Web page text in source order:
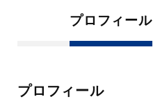
プロフィール
プロフィール